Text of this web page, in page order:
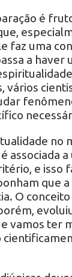
é
faz uma
a haver
vários
no
associada
e isso
que
O conceito
vamos ter